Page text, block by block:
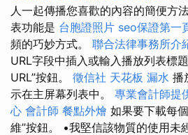
人一起傳播您喜歡的內容的簡便方
表功能是 台胞證照片 seo保證第一
頻的巧妙方式。 聯合法律事務所介
URL字段中插入或輸入播放列表標
URL”按鈕。 徵信社 天花板 漏水 播
示在主屏幕列表中。 專業會計師提
心 會計師 餐點外燴 如果要下載每
維”按鈕。 •我堅信該物質的使用未